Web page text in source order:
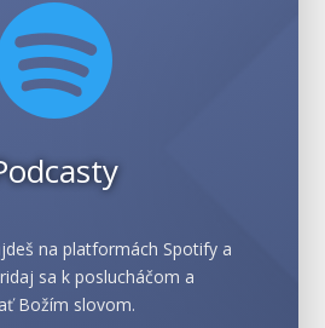
na platformách Spotify a
sa k poslucháčom a
Božím slovom.